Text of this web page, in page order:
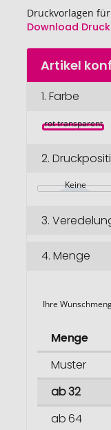
Druckvorlagen
Download
Zum
Anfang
Bildgalerie
Artikel
1. Farbe
rot transparent
2.
Keine
3.
4. Menge
Ihre
Menge
Muster
ab 32
ab 64